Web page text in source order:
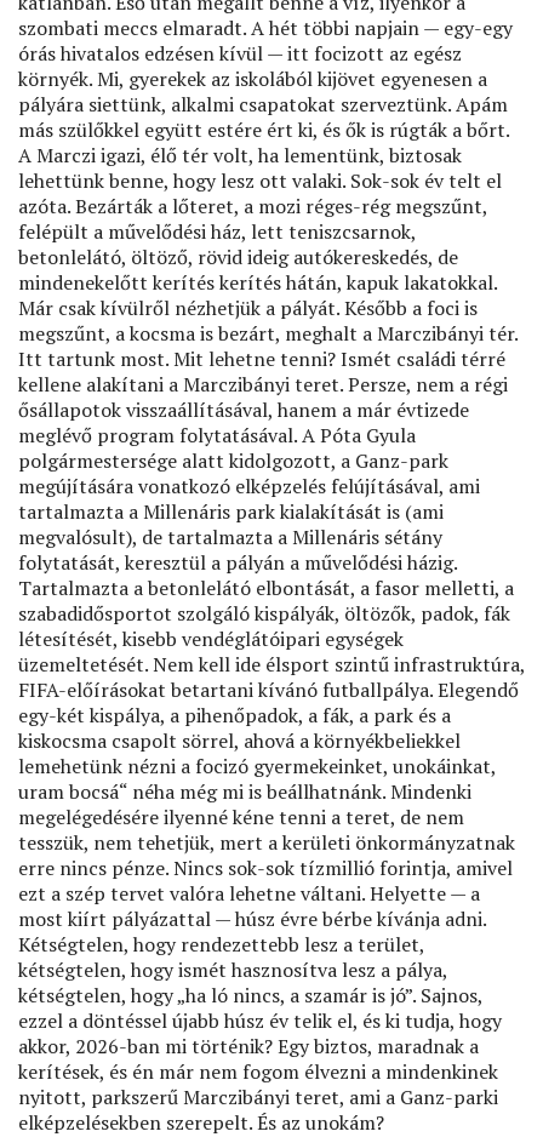
szombati meccs elmaradt. A hét többi napjain — egy-egy
órás hivatalos edzésen kívül — itt focizott az egész
környék. Mi, gyerekek az iskolából kijövet egyenesen a
pályára siettünk, alkalmi csapatokat szerveztünk. Apám
más szülőkkel együtt estére ért ki, és ők is rúgták a bőrt.
A Marczi igazi, élő tér volt, ha lementünk, biztosak
lehettünk benne, hogy lesz ott valaki. Sok-sok év telt el
azóta. Bezárták a lőteret, a mozi réges-rég megszűnt,
felépült a művelődési ház, lett teniszcsarnok,
betonlelátó, öltöző, rövid ideig autókereskedés, de
mindenekelőtt kerítés kerítés hátán, kapuk lakatokkal.
Már csak kívülről nézhetjük a pályát. Később a foci is
megszűnt, a kocsma is bezárt, meghalt a Marczibányi tér.
Itt tartunk most. Mit lehetne tenni? Ismét családi térré
kellene alakítani a Marczibányi teret. Persze, nem a régi
ősállapotok visszaállításával, hanem a már évtizede
meglévő program folytatásával. A Póta Gyula
polgármestersége alatt kidolgozott, a Ganz-park
megújítására vonatkozó elképzelés felújításával, ami
tartalmazta a Millenáris park kialakítását is (ami
megvalósult), de tartalmazta a Millenáris sétány
folytatását, keresztül a pályán a művelődési házig.
Tartalmazta a betonlelátó elbontását, a fasor melletti, a
szabadidősportot szolgáló kispályák, öltözők, padok, fák
létesítését, kisebb vendéglátóipari egységek
üzemeltetését. Nem kell ide élsport szintű infrastruktúra,
FIFA-előírásokat betartani kívánó futballpálya. Elegendő
egy-két kispálya, a pihenőpadok, a fák, a park és a
kiskocsma csapolt sörrel, ahová a környékbeliekkel
lemehetünk nézni a focizó gyermekeinket, unokáinkat,
uram bocsá“ néha még mi is beállhatnánk. Mindenki
megelégedésére ilyenné kéne tenni a teret, de nem
tesszük, nem tehetjük, mert a kerületi önkormányzatnak
erre nincs pénze. Nincs sok-sok tízmillió forintja, amivel
ezt a szép tervet valóra lehetne váltani. Helyette — a
most kiírt pályázattal — húsz évre bérbe kívánja adni.
Kétségtelen, hogy rendezettebb lesz a terület,
kétségtelen, hogy ismét hasznosítva lesz a pálya,
kétségtelen, hogy „ha ló nincs, a szamár is jó”. Sajnos,
ezzel a döntéssel újabb húsz év telik el, és ki tudja, hogy
akkor, 2026-ban mi történik? Egy biztos, maradnak a
kerítések, és én már nem fogom élvezni a mindenkinek
nyitott, parkszerű Marczibányi teret, ami a Ganz-parki
elképzelésekben szerepelt. És az unokám?